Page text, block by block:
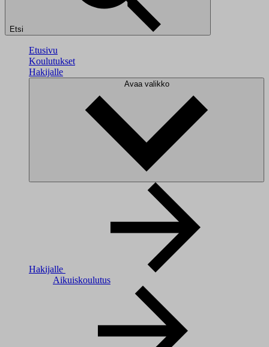
Etsi
Etusivu
Koulutukset
Hakijalle
Avaa valikko
Hakijalle
Aikuiskoulutus